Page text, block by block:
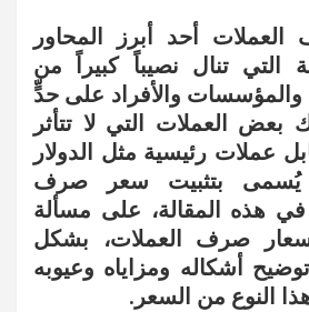
أحد أبرز المحاور
التي تنال نصيباً كبيراً من
والمؤسسات والأفراد على حدٍّ
بعض العملات التي لا تتأثر
عملات رئيسية مثل الدولار
يُسمى بتثبيت سعر صرف
في هذه المقالة، على مسألة
صرف العملات، بشكل
أشكاله ومزاياه وعيوبه
النوع من السعر.